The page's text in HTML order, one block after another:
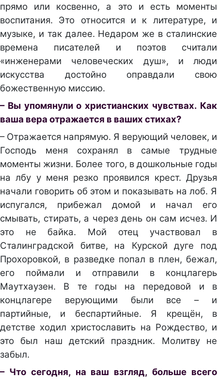
прямо или косвенно, а это и есть моменты
воспитания. Это относится и к литературе, и
музыке, и так далее. Недаром же в сталинские
времена писателей и поэтов считали
«инженерами человеческих душ», и люди
искусства достойно оправдали свою
божественную миссию.
– Вы упомянули о христианских чувствах. Как
ваша вера отражается в ваших стихах?
– Отражается напрямую. Я верующий человек, и
Господь меня сохранял в самые трудные
моменты жизни. Более того, в дошкольные годы
на лбу у меня резко проявился крест. Друзья
начали говорить об этом и показывать на лоб. Я
испугался, прибежал домой и начал его
смывать, стирать, а через день он сам исчез. И
это не байка. Мой отец участвовал в
Сталинградской битве, на Курской дуге под
Прохоровкой, в разведке попал в плен, бежал,
его поймали и отправили в концлагерь
Маутхаузен. В те годы на передовой и в
концлагере верующими были все – и
партийные, и беспартийные. Я крещён, в
детстве ходил христославить на Рождество, и
это был наш детский праздник. Молитву не
забыл.
– Что сегодня, на ваш взгляд, больше всего